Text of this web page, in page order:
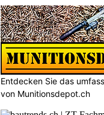
Entdecken Sie das
von Munitionsdepot.ch